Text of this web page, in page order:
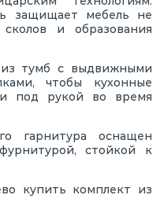
защищает мебель не
и образования
из тумб с выдвижными
чтобы кухонные
под рукой во время
гарнитура оснащен
стойкой к
купить комплект из